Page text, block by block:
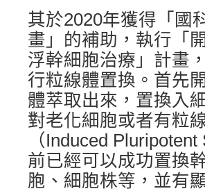
其於2020年獲得「國
畫」的補助，執行「
浮幹細胞治療」計畫
行粒線體置換。首先
體萃取出來，置換入
對老化細胞或者有粒
（Induced
前已經可以成功置換
胞、細胞株等，並有